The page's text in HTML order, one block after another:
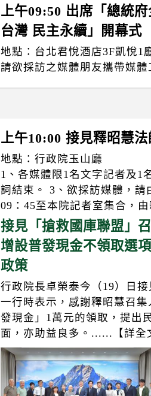
上午09:50 出席「總統
台灣 民主永續」開幕式
地點：台北君悅酒店3F凱悅1
請欲採訪之媒體朋友攜帶媒體
上午10:00 接見釋昭慧
地點：行政院玉山廳
1、各媒體限1名文字記者及1
詞結束。 3、欲採訪媒體，
09：45至本院記者室集合，
接見「搶救國庫聯盟」
增設普發現金不領取選
政策
行政院長卓榮泰今（19）日
一行時表示，感謝釋昭慧召
發現金」1萬元的領取，提出
面，亦助益良多。......【詳全